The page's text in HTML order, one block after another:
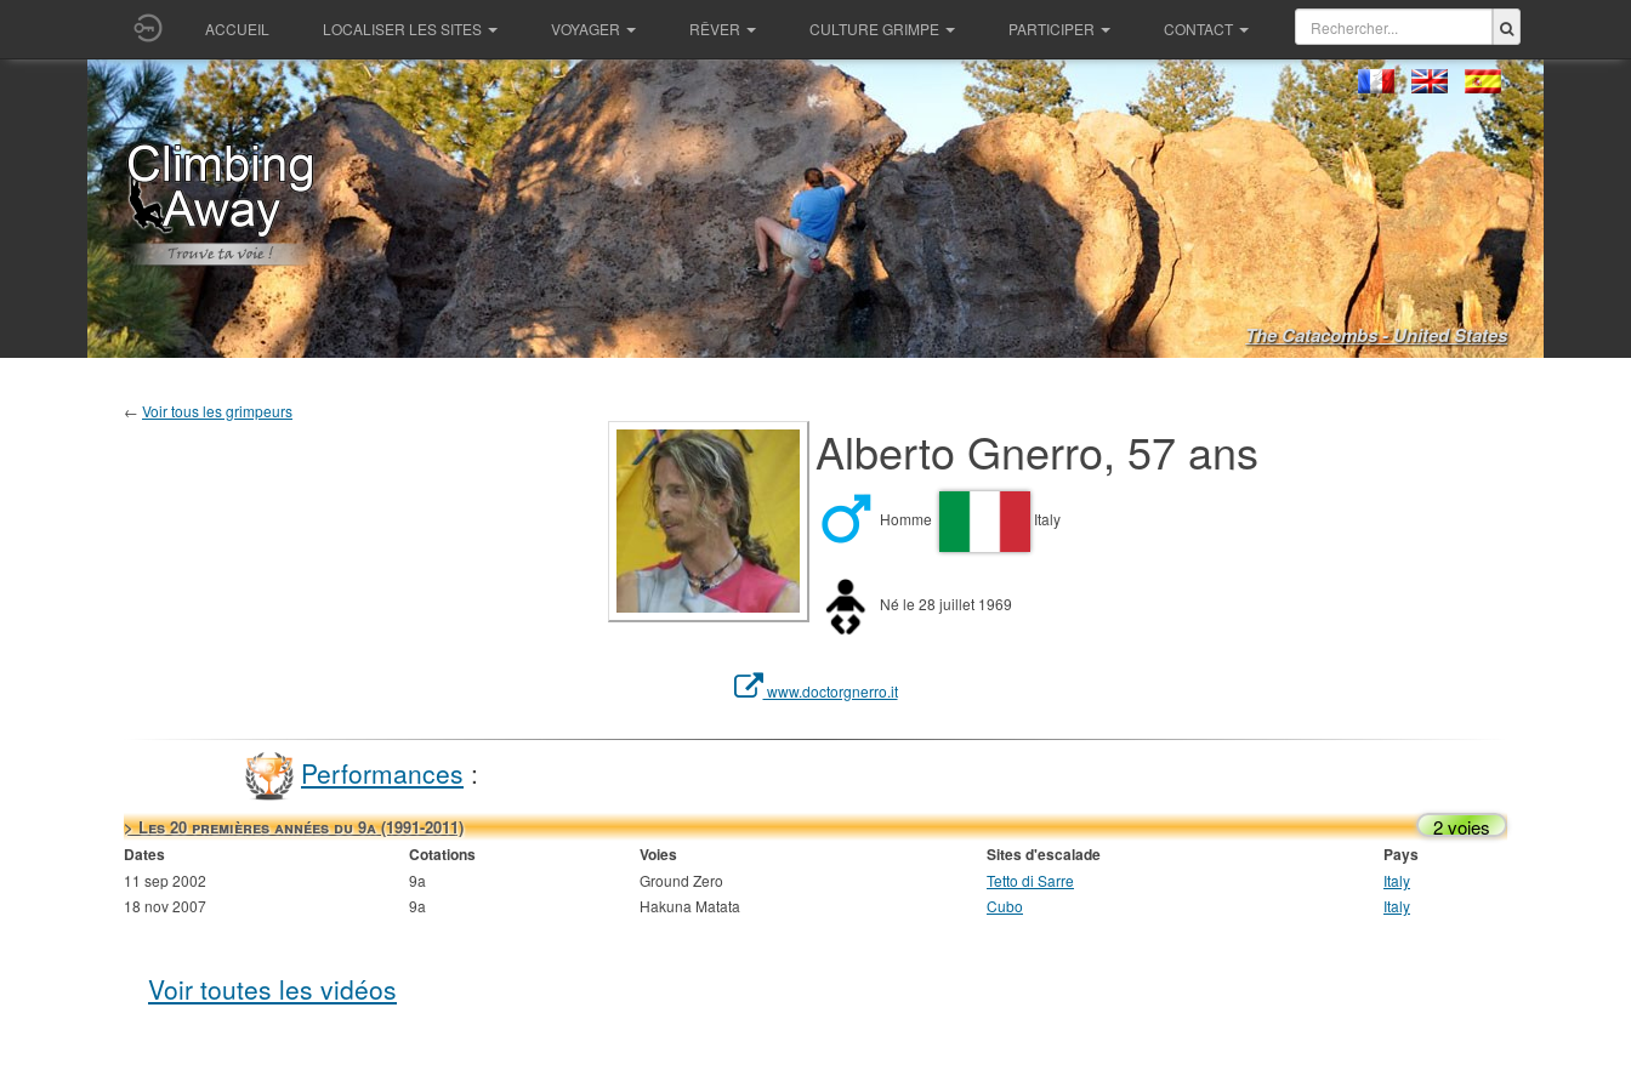
ACCUEIL LOCALISER LES SITES VOYAGER RÊVER CULTURE GRIMPE PARTICIPER CONTACT
The Catacombs - United States
← Voir tous les grimpeurs
Alberto Gnerro, 57 ans
Homme Italy
Né le 28 juillet 1969
www.doctorgnerro.it
Performances :
> Les 20 premières années du 9a (1991-2011) 2 voies
Dates Cotations Voies Sites d'escalade Pays
11 sep 2002 9a Ground Zero Tetto di Sarre
Italy
18 nov 2007
9a Hakuna Matata Cubo Italy
Voir toutes les vidéos